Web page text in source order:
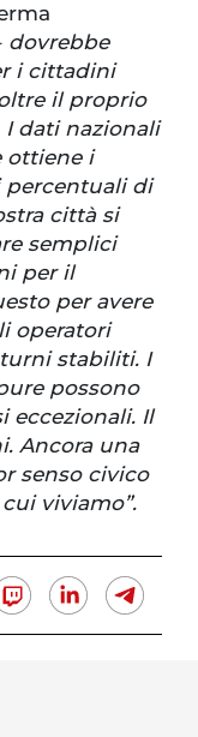
dovrebbe
i cittadini
il proprio
dati nazionali
ottiene i
di
città si
semplici
per il
per avere
operatori
stabiliti. I
possono
eccezionali. Il
Ancora una
senso civico
viviamo”.